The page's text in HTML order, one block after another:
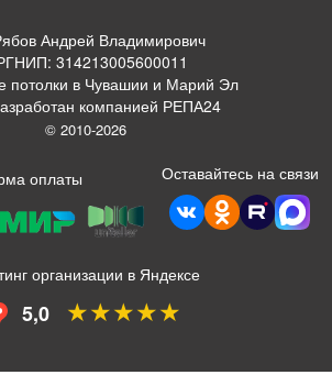
Андрей Владимирович
314213005600011
потолки в Чувашии и Марий Эл
компанией РЕПА24
© 2010-2026
оплаты Оставайтесь на связи
организации в Яндексе
5,0 ★★★★★